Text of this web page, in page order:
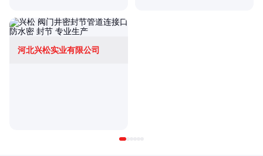
河北兴松实业有限公司